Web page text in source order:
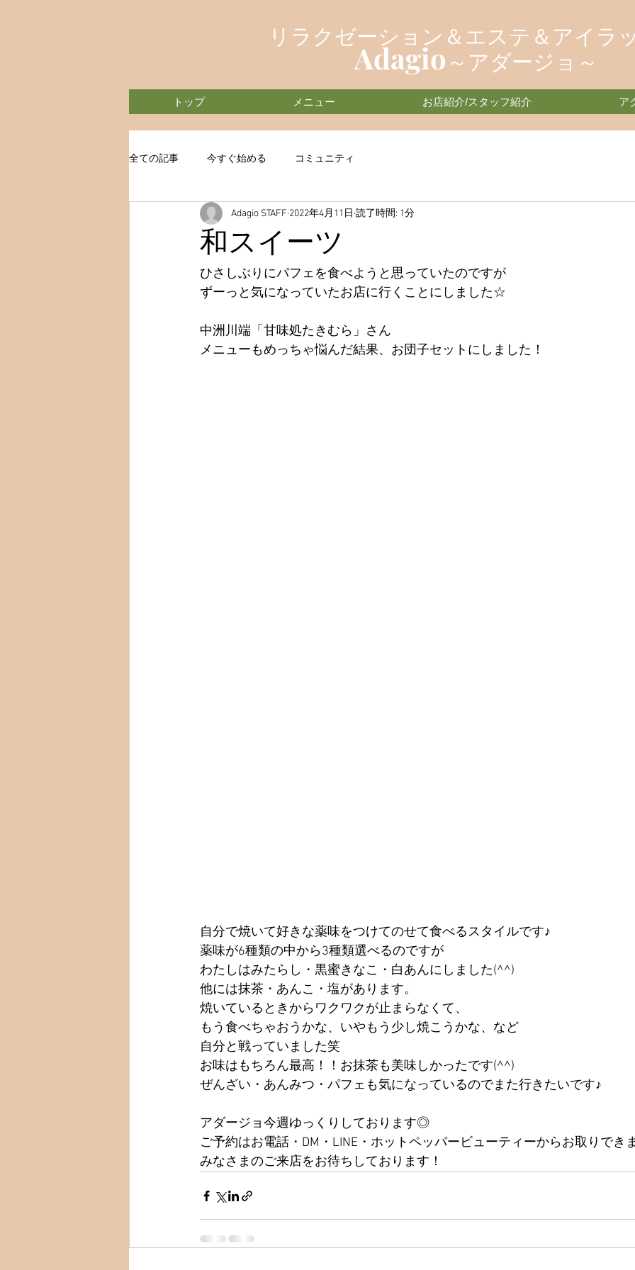
リラクゼーション＆エステ＆アイラ
Adagio ～アダージョ～
トップ メニュー お店紹介/スタッフ紹介 ア
全ての記事 今すぐ始める コミュニティ
和スイーツ
Adagio STAFF 2022年4月11日 読了時間: 1分
ひさしぶりにパフェを食べようと思っていたのですが
ずーっと気になっていたお店に行くことにしました☆
中洲川端「甘味処たきむら」さん
メニューもめっちゃ悩んだ結果、お団子セットにしました！
自分で焼いて好きな薬味をつけてのせて食べるスタイルです♪
薬味が6種類の中から3種類選べるのですが
わたしはみたらし・黒蜜きなこ・白あんにしました(^^)
他には抹茶・あんこ・塩があります。
焼いているときからワクワクが止まらなくて、
もう食べちゃおうかな、いやもう少し焼こうかな、など
自分と戦っていました笑
お味はもちろん最高！！お抹茶も美味しかったです(^^)
ぜんざい・あんみつ・パフェも気になっているのでまた行きたいです♪
アダージョ今週ゆっくりしております◎
ご予約はお電話・DM・LINE・ホットペッパービューティーからお取りでき
みなさまのご来店をお待ちしております！